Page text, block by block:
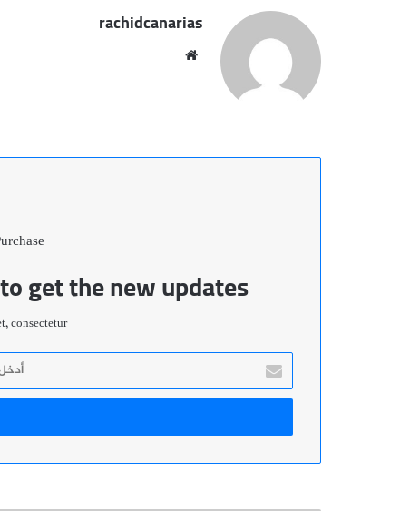
rachidcanarias
get the new updates!
consectetur.
أدخل
بريدك
الإلكتروني